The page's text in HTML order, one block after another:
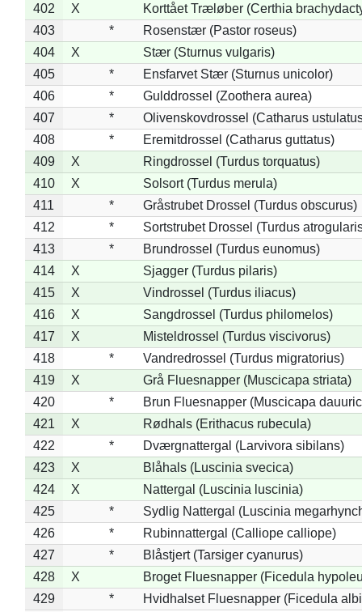
402
X
Korttået Træløber (Certhia
403
*
Rosenstær (Pastor roseus)
404
X
Stær (Sturnus vulgaris)
405
*
Ensfarvet Stær (Sturnus unicolor)
406
*
Gulddrossel (Zoothera aurea)
407
*
Olivenskovdrossel (Catharus
408
*
Eremitdrossel (Catharus guttatus)
409
X
Ringdrossel (Turdus torquatus)
410
X
Solsort (Turdus merula)
411
*
Gråstrubet Drossel (Turdus obscurus)
412
*
Sortstrubet Drossel (Turdus
413
*
Brundrossel (Turdus eunomus)
414
X
Sjagger (Turdus pilaris)
415
X
Vindrossel (Turdus iliacus)
416
X
Sangdrossel (Turdus philomelos)
417
X
Misteldrossel (Turdus viscivorus)
418
*
Vandredrossel (Turdus migratorius)
419
X
Grå Fluesnapper (Muscicapa striata)
420
*
Brun Fluesnapper (Muscicapa
421
X
Rødhals (Erithacus rubecula)
422
*
Dværgnattergal (Larvivora sibilans)
423
X
Blåhals (Luscinia svecica)
424
X
Nattergal (Luscinia luscinia)
425
*
Sydlig Nattergal (Luscinia
426
*
Rubinnattergal (Calliope calliope)
427
*
Blåstjert (Tarsiger cyanurus)
428
X
Broget Fluesnapper (Ficedula
429
*
Hvidhalset Fluesnapper (Ficedula